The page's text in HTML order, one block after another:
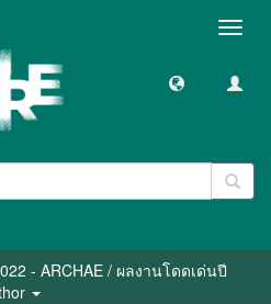
- ARCHAE / ผลงานโดดเด่นปี